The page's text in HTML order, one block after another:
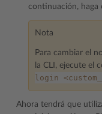
continuación, haga
Nota
Para cambiar el
la CLI, ejecute el
login
Ahora tendrá que